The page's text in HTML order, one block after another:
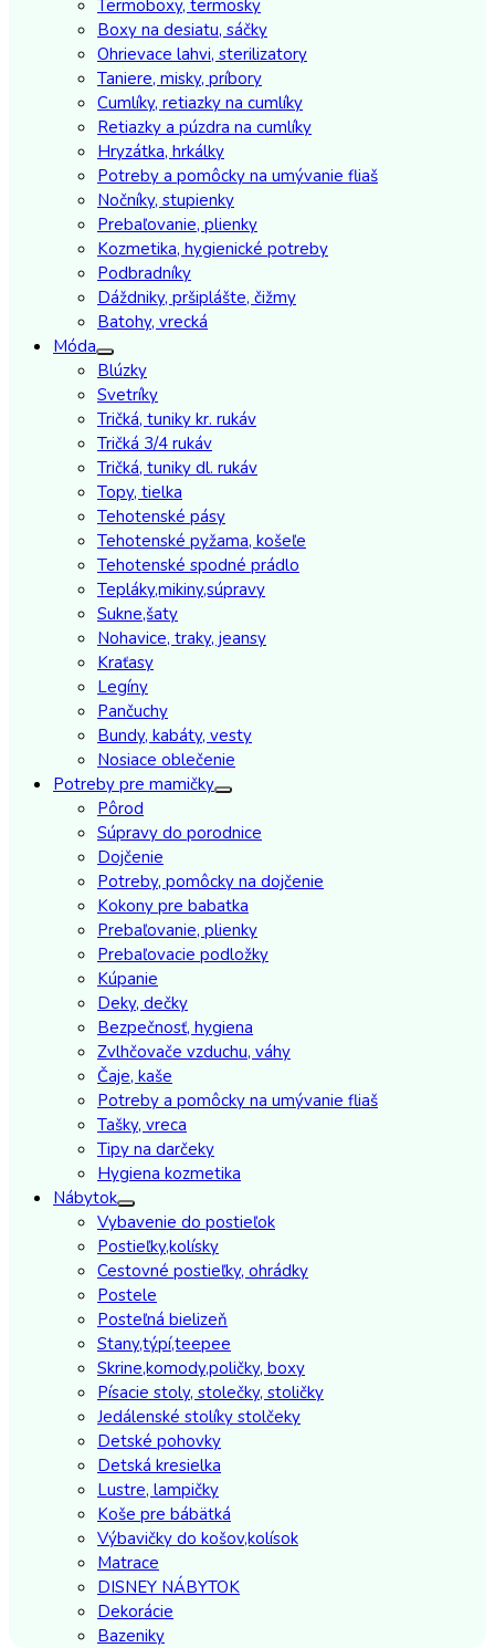
Termoboxy, termosky
Boxy na desiatu, sáčky
Ohrievace lahvi, sterilizatory
Taniere, misky, príbory
Cumlíky, retiazky na cumlíky
Retiazky a púzdra na cumlíky
Hryzátka, hrkálky
Potreby a pomôcky na umývanie fliaš
Nočníky, stupienky
Prebaľovanie, plienky
Kozmetika, hygienické potreby
Podbradníky
Dáždniky, pršiplášte, čižmy
Batohy, vrecká
Móda
Blúzky
Svetríky
Tričká, tuniky kr. rukáv
Tričká 3/4 rukáv
Tričká, tuniky dl. rukáv
Topy, tielka
Tehotenské pásy
Tehotenské pyžama, košeľe
Tehotenské spodné prádlo
Tepláky,mikiny,súpravy
Sukne,šaty
Nohavice, traky, jeansy
Kraťasy
Legíny
Pančuchy
Bundy, kabáty, vesty
Nosiace oblečenie
Potreby pre mamičky
Pôrod
Súpravy do porodnice
Dojčenie
Potreby, pomôcky na dojčenie
Kokony pre babatka
Prebaľovanie, plienky
Prebaľovacie podložky
Kúpanie
Deky, dečky
Bezpečnosť, hygiena
Zvlhčovače vzduchu, váhy
Čaje, kaše
Potreby a pomôcky na umývanie fliaš
Tašky, vreca
Tipy na darčeky
Hygiena kozmetika
Nábytok
Vybavenie do postieľok
Postieľky,kolísky
Cestovné postieľky, ohrádky
Postele
Posteľná bielizeň
Stany,týpí,teepee
Skrine,komody,poličky, boxy
Písacie stoly, stolečky, stoličky
Jedálenské stolíky stolčeky
Detské pohovky
Detská kresielka
Lustre, lampičky
Koše pre bábätká
Výbavičky do košov,kolísok
Matrace
DISNEY NÁBYTOK
Dekorácie
Bazeniky